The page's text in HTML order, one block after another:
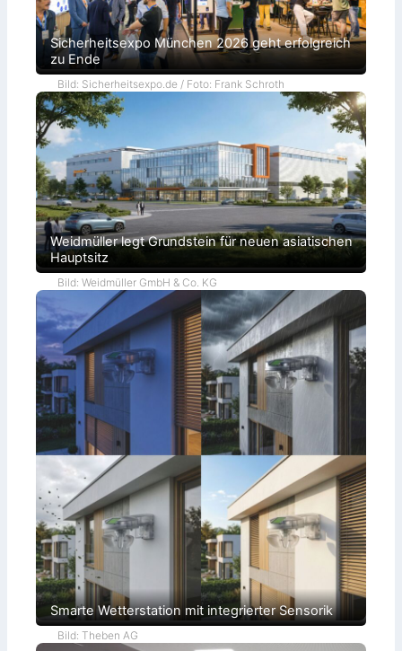
Sicherheitsexpo München 2026 geht erfolgreich
zu Ende
Bild: Sicherheitsexpo.de / Foto: Frank Schroth
Weidmüller legt Grundstein für neuen asiatischen
Hauptsitz
Bild: Weidmüller GmbH & Co. KG
Smarte Wetterstation mit integrierter Sensorik
Bild: Theben AG